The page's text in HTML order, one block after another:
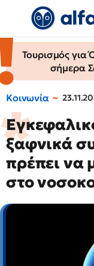
Τουρισμός
σήμερα
Κοινωνία
ξαφνικά
πρέπει να
στο